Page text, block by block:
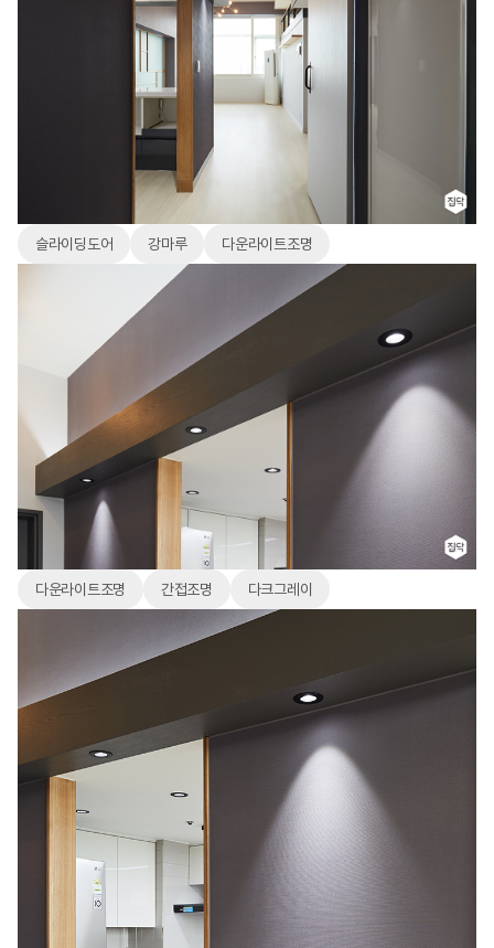
슬라이딩도어 강마루 다운라이트조명
다운라이트조명 간접조명 다크그레이